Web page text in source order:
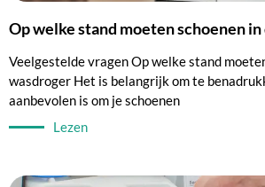
Op welke stand moeten schoenen
Veelgestelde vragen Op welke stand
wasdroger Het is belangrijk om te
aanbevolen is om je schoenen
Lezen